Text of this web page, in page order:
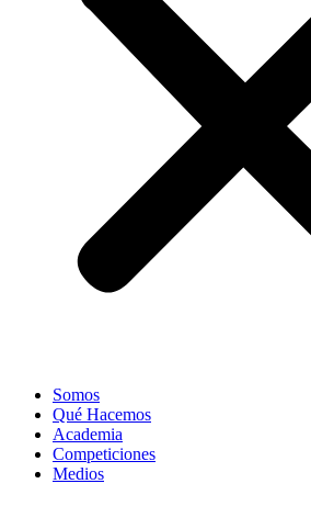
Somos
Qué Hacemos
Academia
Competiciones
Medios